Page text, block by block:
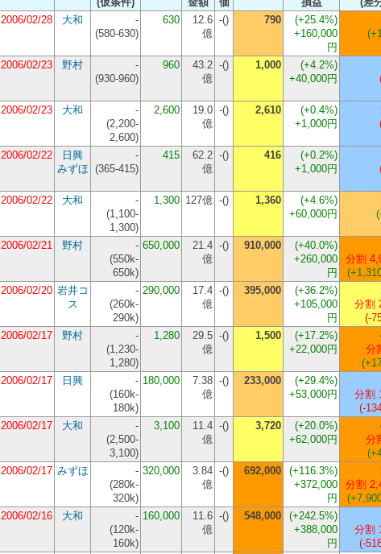
2006/02/28 大和
-
(580-630)
630
12.6
億
-() 790
(+25.4%)
+160,000
円
2006/02/23 野村
-
(930-960)
960
43.2
億
-() 1,000
(+4.2%)
+40,000円
2006/02/23 大和
-
(2,200-
2,600)
2,600
19.0
億
-() 2,610
(+0.4%)
+1,000円
2006/02/22
日興
みずほ
-
(365-415)
415
62.2
億
-() 416
(+0.2%)
+1,000円
2006/02/22 大和
-
(1,100-
1,300)
1,300 127億 -() 1,360
(+4.6%)
+60,000円
2006/02/21 野村
-
(550k-
650k)
650,000
21.4
億
-() 910,000
(+40.0%)
+260,000
円
分割
2006/02/20 岩井コ
ス
-
(260k-
290k)
290,000
17.4
億
-() 395,000
(+36.2%)
+105,000
円
分割
(-
2006/02/17 野村
-
(1,230-
1,280)
1,280
29.5
億
-() 1,500
(+17.2%)
+22,000円
分
2006/02/17 日興
-
(160k-
180k)
180,000
7.38
億
-() 233,000
(+29.4%)
+53,000円
分割
(-
2006/02/17 大和
-
(2,500-
3,100)
3,100
11.4
億
-() 3,720
(+20.0%)
+62,000円
分
2006/02/17 みずほ
-
(280k-
320k)
320,000
3.84
億
-() 692,000
(+116.3%)
+372,000
円
分割
2006/02/16 大和
-
(120k-
160k)
160,000
11.6
億
-() 548,000
(+242.5%)
+388,000
円
分割
(-